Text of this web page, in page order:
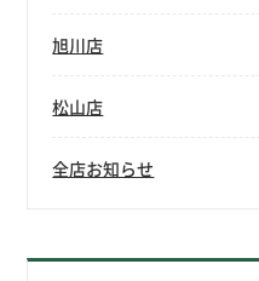
旭川店
松山店
全店お知らせ